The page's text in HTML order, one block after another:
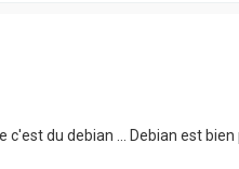
du debian ... Debian est bien